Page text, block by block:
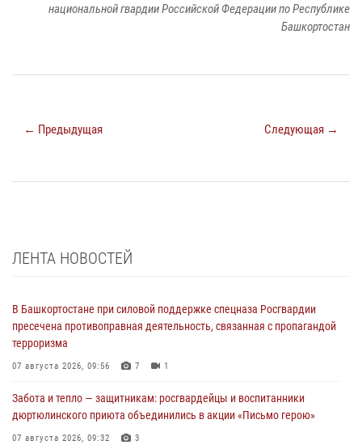
национальной гвардии Российской Федерации по Республике
Башкортостан
← Предыдущая Следующая →
ЛЕНТА НОВОСТЕЙ
В Башкортостане при силовой поддержке спецназа Росгвардии
пресечена противоправная деятельность, связанная с пропагандой
терроризма
07 августа 2026, 09:56 7 1
Забота и тепло — защитникам: росгвардейцы и воспитанники
дюртюлинского приюта объединились в акции «Письмо герою»
07 августа 2026, 09:32 3